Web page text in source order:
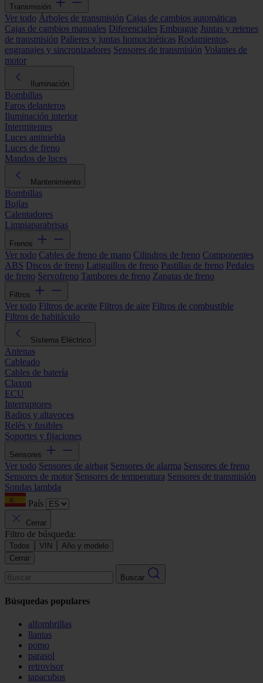
Transmisión
Ver todo Árboles de transmisión Cajas de cambios automáticas
Cajas de cambios manuales Diferenciales Embrague Juntas y retenes
de transmisión Palieres y juntas homocinéticas Rodamientos,
engranajes y sincronizadores Sensores de transmisión Volantes de
motor
Iluminación
Bombillas
Faros delanteros
Iluminación interior
Intermitentes
Luces antiniebla
Luces de freno
Mandos de luces
Mantenimiento
Bombillas
Bujías
Calentadores
Limpiaparabrisas
Frenos
Ver todo Cables de freno de mano Cilindros de freno Componentes
ABS Discos de freno Latiguillos de freno Pastillas de freno Pedales
de freno Servofreno Tambores de freno Zapatas de freno
Filtros
Ver todo Filtros de aceite Filtros de aire Filtros de combustible
Filtros de habitáculo
Sistema Eléctrico
Antenas
Cableado
Cables de batería
Claxon
ECU
Interruptores
Radios y altavoces
Relés y fusibles
Soportes y fijaciones
Sensores
Ver todo Sensores de airbag Sensores de alarma Sensores de freno
Sensores de motor Sensores de temperatura Sensores de transmisión
Sondas lambda
País
Cerrar
Filtro de búsqueda:
Todos VIN
Año y modelo
Cerrar
Buscar
Búsquedas populares
alfombrillas
llantas
pomo
parasol
retrovisor
tapacubos